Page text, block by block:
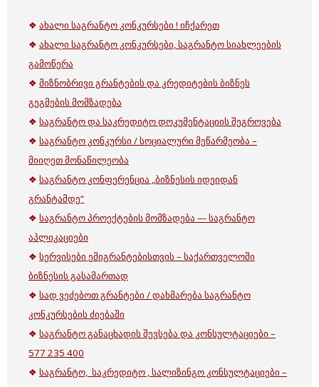
❖ ახალი საგრანტო კონკურსები ! იჩქარეთ
❖ ახალი საგრანტო კონკურსები, საგრანტო სიახლეების
გამოწერა
❖ მიზნობრივი გრანტების და კრედიტების ბიზნეს
გეგმების მომზადება
❖ საგრანტო და საკრედიტო დოკუმენტაციის შეგროვება
❖ საგრანტო კონკურსი / სოციალური მეწარმეობა –
მიიღეთ მონაწილეობა
❖ საგრანტო კონფერენცია „ბიზნესის იდეიდან
გრანტამდე“
❖ საგრანტო პროექტების მომზადება — საგრანტო
აპლიკაციები
❖ სერვისები ემიგრანტებისთვის – საქართველოში
ბიზნესის გასამართად
❖ სად ვეძებოთ გრანტები / დახმარება საგრანტო
კონკურსების ძიებაში
❖ საგრანტო განაცხადის შევსება და კონსულტაციები –
577 235 400
❖ საგრანტო, საკრედიტო , სალიზინგო კონსულტაციები –